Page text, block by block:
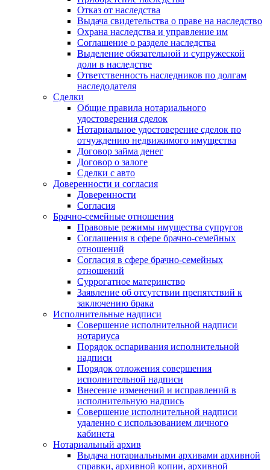
Отказ от наследства
Выдача свидетельства о праве на наследство
Охрана наследства и управление им
Соглашение о разделе наследства
Выделение обязательной и супружеской
доли в наследстве
Ответственность наследников по долгам
наследодателя
Сделки
Общие правила нотариального
удостоверения сделок
Нотариальное удостоверение сделок по
отчуждению недвижимого имущества
Договор займа денег
Договор о залоге
Сделки с авто
Доверенности и согласия
Доверенности
Согласия
Брачно-семейные отношения
Правовые режимы имущества супругов
Соглашения в сфере брачно-семейных
отношений
Согласия в сфере брачно-семейных
отношений
Суррогатное материнство
Заявление об отсутствии препятствий к
заключению брака
Исполнительные надписи
Совершение исполнительной надписи
нотариуса
Порядок оспаривания исполнительной
надписи
Порядок отложения совершения
исполнительной надписи
Внесение изменений и исправлений в
исполнительную надпись
Совершение исполнительной надписи
удаленно с использованием личного
кабинета
Нотариальный архив
Выдача нотариальными архивами архивной
справки, архивной копии, архивной